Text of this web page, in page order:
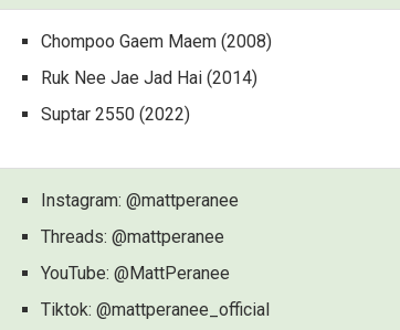
Chompoo Gaem Maem (2008)
Ruk Nee Jae Jad Hai (2014)
Suptar 2550 (2022)
Instagram: @mattperanee
Threads: @mattperanee
YouTube: @MattPeranee
Tiktok: @mattperanee_official